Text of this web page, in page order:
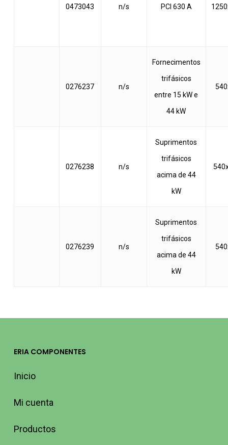
0473043 n/s PCI 630 A
0276237 n/s
Fornecimentos
trifásicos
entre 15 kW e
44 kW
0276238 n/s
Suprimentos
trifásicos
acima de 44
kW
0276239 n/s
Suprimentos
trifásicos
acima de 44
kW
ERIA COMPONENTES
Inicio
Mi cuenta
Productos